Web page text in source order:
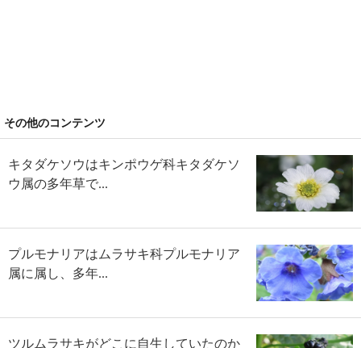
その他のコンテンツ
キタダケソウはキンポウゲ科キタダケソ
ウ属の多年草で...
プルモナリアはムラサキ科プルモナリア
属に属し、多年...
ツルムラサキがどこに自生していたのか